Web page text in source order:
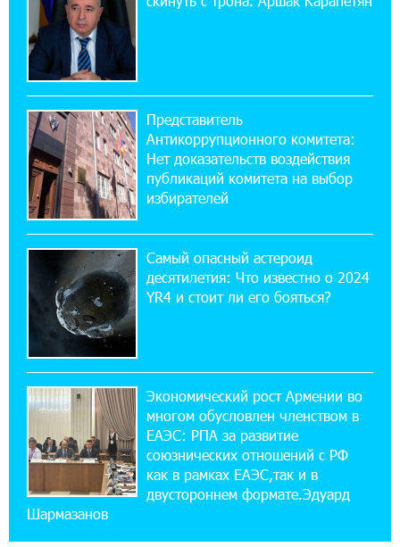
17:03:49 30-07-2026
Платформа Rate.Trading на Seaside Startup
Summit: IDBank представил инновационное
решение
14:44:13 29-07-2026
Состоялось открытие Khachaturian Rooftop
при поддержке IDBank
18:38:18 28-07-2026
Пашинян ты упустил свой шанс уйти
12:04:53 28-07-2026
Обновленный Центр продаж и обслуживания
Ucom открылся по адресу ул. Шаумяна, 24/2
22:28:49 27-07-2026
Никогда Нагорный Карабах не был в составе
независимого Азербайджана. Аршак
Карапетян
17:52:29 25-07-2026
Бывший премьер-министр Словакии
обратился к президенту страны с просьбой
Представитель
Антикоррупционного комитета:
Нет доказательств воздействия
публикаций комитета на выбор
избирателей
Самый опасный астероид
десятилетия: Что известно о 2024
YR4 и стоит ли его бояться?
Экономический рост Армении во
многом обусловлен членством в
ЕАЭС: РПА за развитие
союзнических отношений с РФ
как в рамках ЕАЭС,так и в
двустороннем формате.Эдуард
Шармазанов